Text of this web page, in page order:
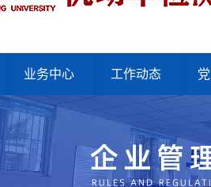
业务中心 工作动态